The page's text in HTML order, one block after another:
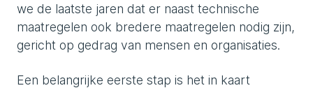
we de laatste jaren dat er naast technische
maatregelen ook bredere maatregelen nodig zijn,
gericht op gedrag van mensen en organisaties.
Een belangrijke eerste stap is het in kaart